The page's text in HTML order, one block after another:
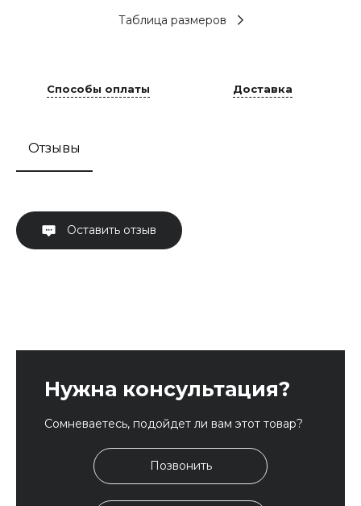
Таблица размеров
Способы оплаты Доставка
Отзывы
Оставить отзыв
Нужна консультация?
Сомневаетесь, подойдет ли вам этот товар?
Позвонить